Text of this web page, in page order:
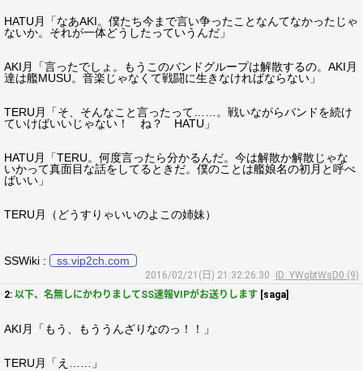
HATU月「なあAKI。僕たち今まで言い争ったことなんてなかったじゃ
ないか。それが一体どうしたっていうんだ」
AKI月「言ったでしょ。もうこのバンドグループは解散するの。AKI月
達は艦MUSU。音楽じゃなくて戦闘に生きなければならない」
TERU月「そ、そんなこと言ったって……。戦いながらバンドを続け
ていけばいいじゃない！ ね？ HATU」
HATU月「TERU。何度言ったら分かるんだ。今は解散か解散じゃな
いかって真面目な話をしてるときだ。僕のことは艦娘名の初月と呼べ
ばいい」
TERU月（どうすりゃいいのよこの姉妹）
SSWiki : ss.vip2ch.com
2016/02/21(日) 21:32:26.30
ID: YWqbtWsD0 (9)
2: 以下、名無しにかわりましてSS速報VIPがお送りします [saga]
AKI月「もう、もううんざりなのっ！！」
TERU月「え……」